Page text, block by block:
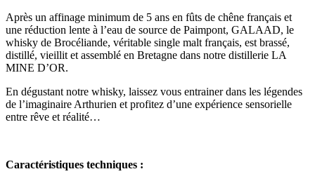
Après un affinage minimum de 5 ans en fûts de chêne français et
une réduction lente à l’eau de source de Paimpont, GALAAD, le
whisky de Brocéliande, véritable single malt français, est brassé,
distillé, vieillit et assemblé en Bretagne dans notre distillerie LA
MINE D’OR.
En dégustant notre whisky, laissez vous entrainer dans les légendes
de l’imaginaire Arthurien et profitez d’une expérience sensorielle
entre rêve et réalité…
Caractéristiques techniques :